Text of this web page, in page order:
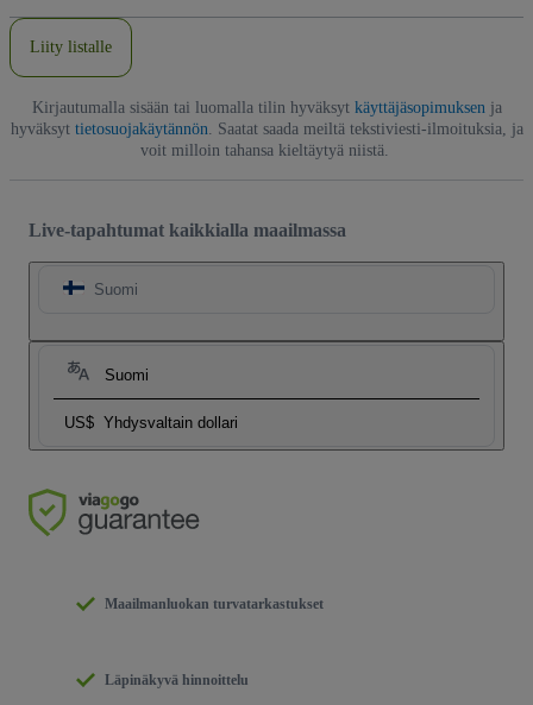
Liity listalle
Kirjautumalla sisään tai luomalla tilin hyväksyt käyttäjäsopimuksen ja
hyväksyt tietosuojakäytännön . Saatat saada meiltä tekstiviesti-ilmoituksia, ja
voit milloin tahansa kieltäytyä niistä.
Live-tapahtumat kaikkialla maailmassa
Suomi
Suomi
US$ Yhdysvaltain dollari
Maailmanluokan turvatarkastukset
Läpinäkyvä hinnoittelu